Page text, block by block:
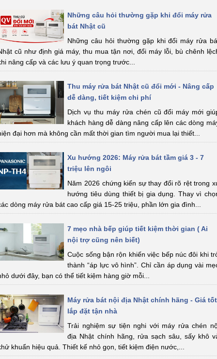
Những câu hỏi thường gặp khi đổi máy rửa
bát Nhật cũ
Những câu hỏi thường gặp khi đổi máy rửa
cũ như định giá máy, thu mua tận nơi, đổi máy lỗi, bù chênh
nâng cấp và các lưu ý quan trọng trước...
Thu máy rửa bát Nhật cũ đổi mới - Nâng cấp
dễ dàng, tiết kiệm chi phí
Dịch vụ thu máy rửa chén cũ đổi máy mới
khách hàng dễ dàng nâng cấp lên các dòng
đại hơn mà không cần mất thời gian tìm người mua lại thiết...
Xu hướng 2026: Máy rửa bát tầm giá 3 - 7
triệu lên ngôi
Năm 2026 chứng kiến sự thay đổi rõ rệt trong
hướng tiêu dùng thiết bị gia dụng. Thay vì
dòng máy rửa bát cao cấp giá 15-25 triệu, phần lớn gia đình...
7 mẹo nhà bếp giúp tiết kiệm thời gian ( Ai
nội trợ cũng nên biết)
Cuộc sống bận rộn khiến việc bếp núc đôi khi
thành “áp lực vô hình”. Chỉ cần áp dụng vài
dưới đây, bạn có thể tiết kiệm hàng giờ mỗi...
Máy rửa bát nội địa Nhật chính hãng - Giá
lắp đặt tận nhà
Trải nghiệm sự tiện nghi với máy rửa chén
địa Nhật chính hãng, rửa sạch sâu, sấy khô
khuẩn hiệu quả. Thiết kế nhỏ gọn, tiết kiệm điện nước,...